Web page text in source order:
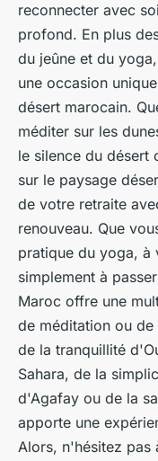
reconnecter avec
profond. En plus
du jeûne et du
une occasion
désert marocain.
méditer sur les
le silence du désert
sur le paysage
de votre retraite
renouveau. Que
pratique du yoga, à
simplement à
Maroc offre une
de méditation ou
de la tranquillité
Sahara, de la
d'Agafay ou de la
apporte une
Alors, n'hésitez pas